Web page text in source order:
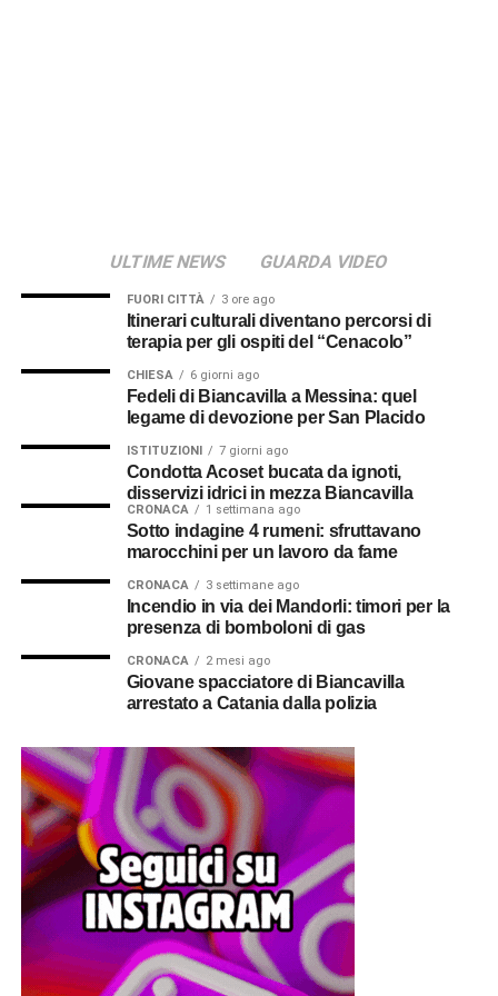
ULTIME NEWS GUARDA VIDEO
FUORI CITTÀ 3 ore ago
Itinerari culturali diventano percorsi di
terapia per gli ospiti del “Cenacolo”
CHIESA 6 giorni ago
Fedeli di Biancavilla a Messina: quel
legame di devozione per San Placido
ISTITUZIONI 7 giorni ago
Condotta Acoset bucata da ignoti,
disservizi idrici in mezza Biancavilla
CRONACA 1 settimana ago
Sotto indagine 4 rumeni: sfruttavano
marocchini per un lavoro da fame
CRONACA 3 settimane ago
Incendio in via dei Mandorli: timori per la
presenza di bomboloni di gas
CRONACA 2 mesi ago
Giovane spacciatore di Biancavilla
arrestato a Catania dalla polizia